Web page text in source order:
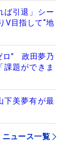
ば引退」シー
V目指して“地
ロ” 政田夢乃
課題ができま
下美夢有が最
ニュース一覧